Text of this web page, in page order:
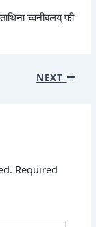
च्वनीबलय् फी
NEXT
Required